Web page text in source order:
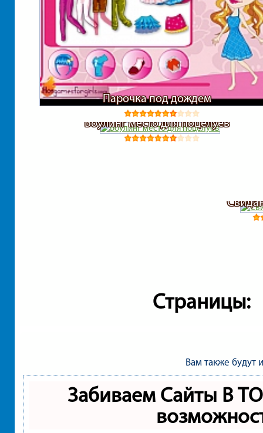
Парочка под дождем
Боулинг место для поцелуев
Страницы:
Вам также будут
Забиваем Сайты В